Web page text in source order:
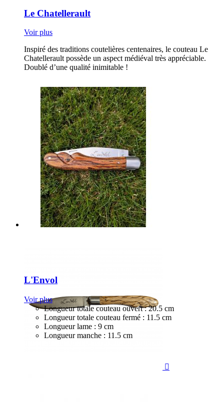
Le Chatellerault
Voir plus
Inspiré des traditions coutelières centenaires, le couteau Le
Chatellerault possède un aspect médiéval très appréciable.
Doublé d’une qualité inimitable !

L'Envol
Voir plus
Longueur totale couteau ouvert : 20.5 cm
Longueur totale couteau fermé : 11.5 cm
Longueur lame : 9 cm
Longueur manche : 11.5 cm